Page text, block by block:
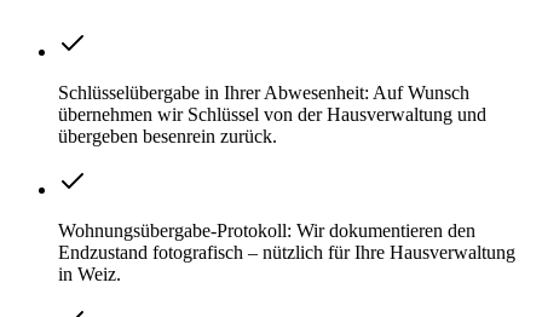
Schlüsselübergabe in Ihrer Abwesenheit: Auf Wunsch
übernehmen wir Schlüssel von der Hausverwaltung und
übergeben besenrein zurück.
Wohnungsübergabe-Protokoll: Wir dokumentieren den
Endzustand fotografisch – nützlich für Ihre Hausverwaltung
in Weiz.